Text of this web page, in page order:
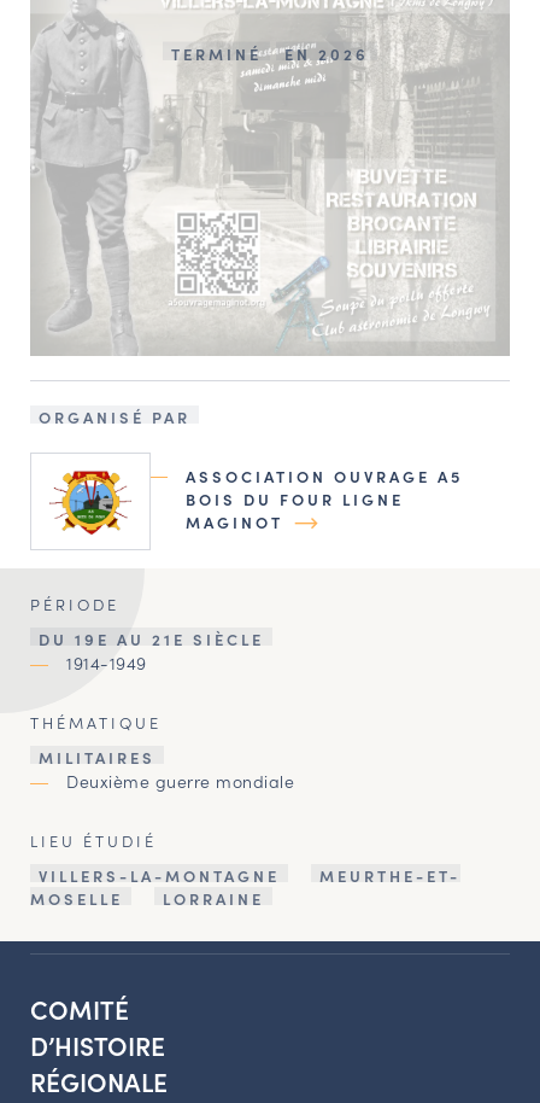
TERMINÉ EN 2026
ORGANISÉ PAR
ASSOCIATION OUVRAGE A5
BOIS DU FOUR LIGNE
MAGINOT
PÉRIODE
DU 19E AU 21E SIÈCLE
1914-1949
THÉMATIQUE
MILITAIRES
Deuxième guerre mondiale
LIEU ÉTUDIÉ
VILLERS-LA-MONTAGNE
MEURTHE-ET-
MOSELLE
LORRAINE
COMITÉ
D’HISTOIRE
RÉGIONALE